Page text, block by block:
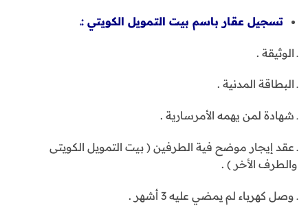
تسجيل عقار باسم بيت التمويل الكويتي :ـ
ـ الوثيقة .
ـ البطاقة المدنية .
ـ شهادة لمن يهمه الأمرسارية .
ـ عقد إيجار موضح فية الطرفين ( بيت التمويل الكويتى
والطرف الأخر ) .
ـ وصل كهرباء لم يمضي عليه 3 أشهر .